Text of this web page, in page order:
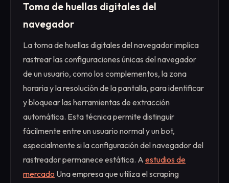
Toma de huellas digitales del
navegador
La toma de huellas digitales del navegador implica
rastrear las configuraciones únicas del navegador
de un usuario, como los complementos, la zona
horaria y la resolución de la pantalla, para identificar
y bloquear las herramientas de extracción
automática. Esta técnica permite distinguir
fácilmente entre un usuario normal y un bot,
especialmente si la configuración del navegador del
rastreador permanece estática. A estudios de
mercado Una empresa que utiliza el scraping